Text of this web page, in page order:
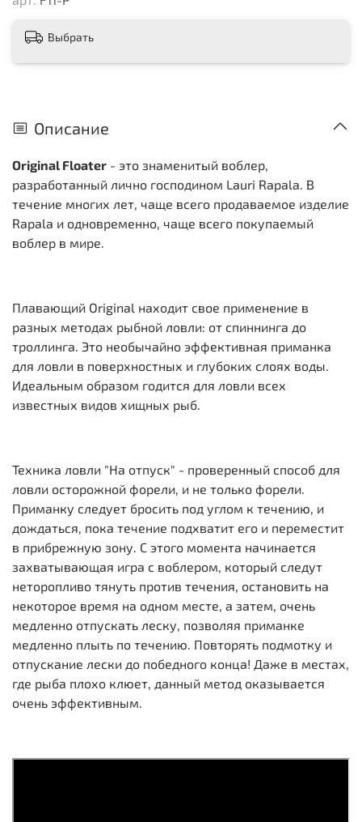
Выбрать
Описание
Original Floater - это знаменитый воблер,
разработанный лично господином Lauri Rapala. В
течение многих лет, чаще всего продаваемое изделие
Rapala и одновременно, чаще всего покупаемый
воблер в мире.
Плавающий Original находит свое применение в
разных методах рыбной ловли: от спиннинга до
троллинга. Это необычайно эффективная приманка
для ловли в поверхностных и глубоких слоях воды.
Идеальным образом годится для ловли всех
известных видов хищных рыб.
Техника ловли "На отпуск" - проверенный способ для
ловли осторожной форели, и не только форели.
Приманку следует бросить под углом к течению, и
дождаться, пока течение подхватит его и переместит
в прибрежную зону. С этого момента начинается
захватывающая игра с воблером, который следут
неторопливо тянуть против течения, остановить на
некоторое время на одном месте, а затем, очень
медленно отпускать леску, позволяя приманке
медленно плыть по течению. Повторять подмотку и
отпускание лески до победного конца! Даже в местах,
где рыба плохо клюет, данный метод оказывается
очень эффективным.